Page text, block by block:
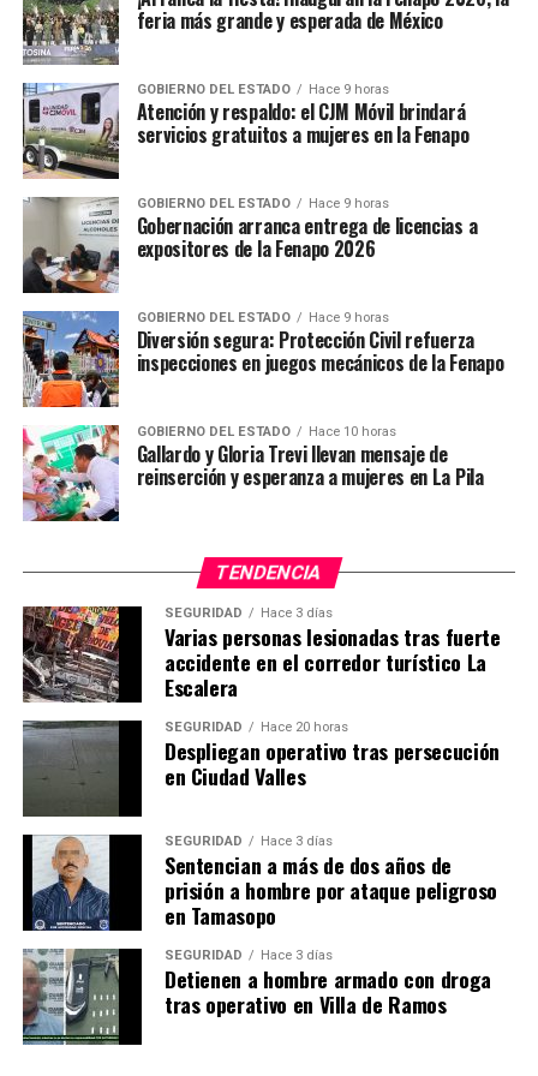
feria más grande y esperada de México
GOBIERNO DEL ESTADO Hace 9 horas
Atención y respaldo: el CJM Móvil brindará
servicios gratuitos a mujeres en la Fenapo
GOBIERNO DEL ESTADO Hace 9 horas
Gobernación arranca entrega de licencias a
expositores de la Fenapo 2026
GOBIERNO DEL ESTADO Hace 9 horas
Diversión segura: Protección Civil refuerza
inspecciones en juegos mecánicos de la Fenapo
GOBIERNO DEL ESTADO Hace 10 horas
Gallardo y Gloria Trevi llevan mensaje de
reinserción y esperanza a mujeres en La Pila
TENDENCIA
SEGURIDAD Hace 3 días
Varias personas lesionadas tras fuerte
accidente en el corredor turístico La
Escalera
SEGURIDAD Hace 20 horas
Despliegan operativo tras persecución
en Ciudad Valles
SEGURIDAD Hace 3 días
Sentencian a más de dos años de
prisión a hombre por ataque peligroso
en Tamasopo
SEGURIDAD Hace 3 días
Detienen a hombre armado con droga
tras operativo en Villa de Ramos